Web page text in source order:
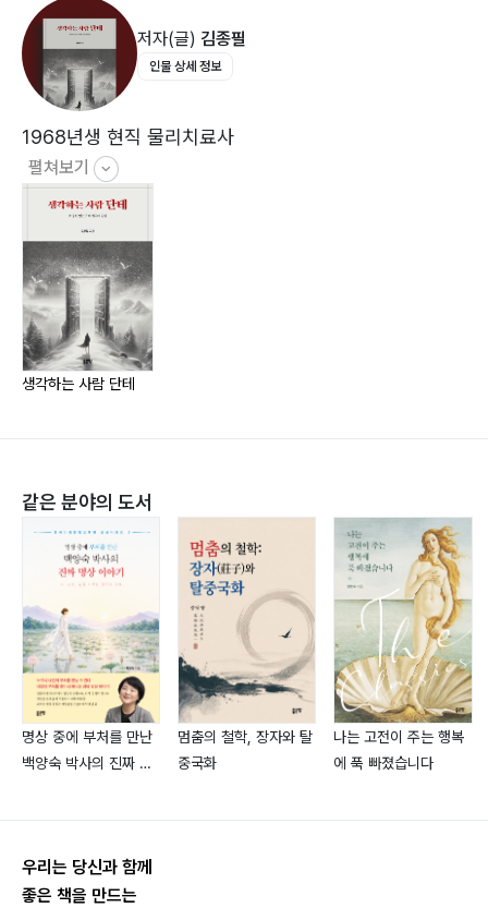
죄짓는 자 누구인가?
지옥은 영원하다
독수리와 목성천
3장 에고의 집착
우울과 불면이 기회다
울타리를 확장하지 못한 단테
지옥의 씨앗
4장 삶은 내 편이다
나는 나로서 그대로 있으리라
카르마, 업장 소멸
걱정하는 자 누구인가?
저자(글) 김종필
인물 상세 정보
1968년생 현직 물리치료사
펼쳐보기
생각하는 사람 단테
같은 분야의 도서
명상 중에 부처를 만난
백양숙 박사의 진짜 명
멈춤의 철학, 장자와 탈
중국화
나는 고전이 주는 행복
에 푹 빠졌습니다
우리는 당신과 함께
좋은 책을 만드는